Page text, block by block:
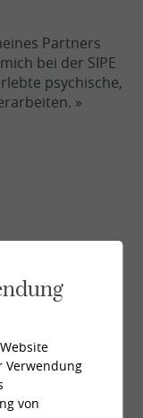
Partners
bei der SIPE
psychische,
»
für
Verwendung
von